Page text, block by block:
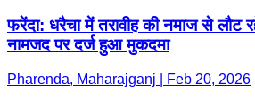
फरेंदा: धरैचा में तरावीह की नमाज से लौट
नामजद पर दर्ज हुआ मुकदमा
Pharenda, Maharajganj | Feb 20, 2026